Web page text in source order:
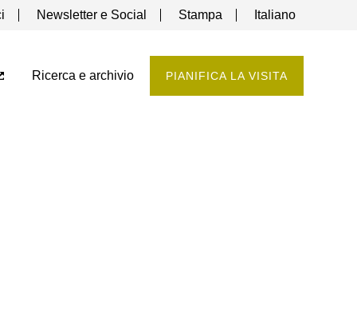
Newsletter e Social Stampa Italiano
Ricerca e archivio PIANIFICA LA VISITA